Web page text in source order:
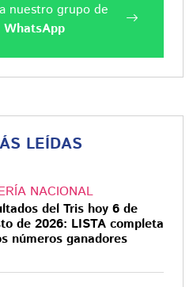
nuestro grupo de
WhatsApp
LEÍDAS
NACIONAL
del Tris hoy 6 de
de 2026: LISTA completa
números ganadores